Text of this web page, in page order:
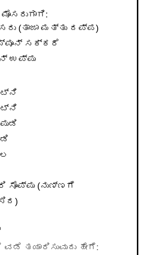
(ತಾಜಾ ಮತ್ತು ದಪ್ಪ)
ಸಕ್ಕರೆ
ಉಪ್ಪು
ಸೊಪ್ಪು (ನುಣ್ಣಗೆ
ತಯಾರಿಸುವುದು ಹೇಗೆ: